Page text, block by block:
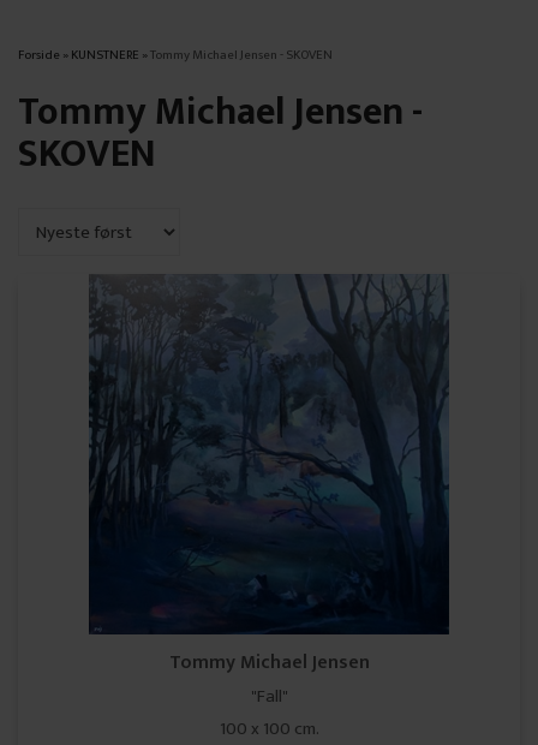
Forside »KUNSTNERE »Tommy Michael Jensen - SKOVEN
Tommy Michael Jensen -
SKOVEN
Tommy Michael Jensen
"Fall"
100 x 100 cm.